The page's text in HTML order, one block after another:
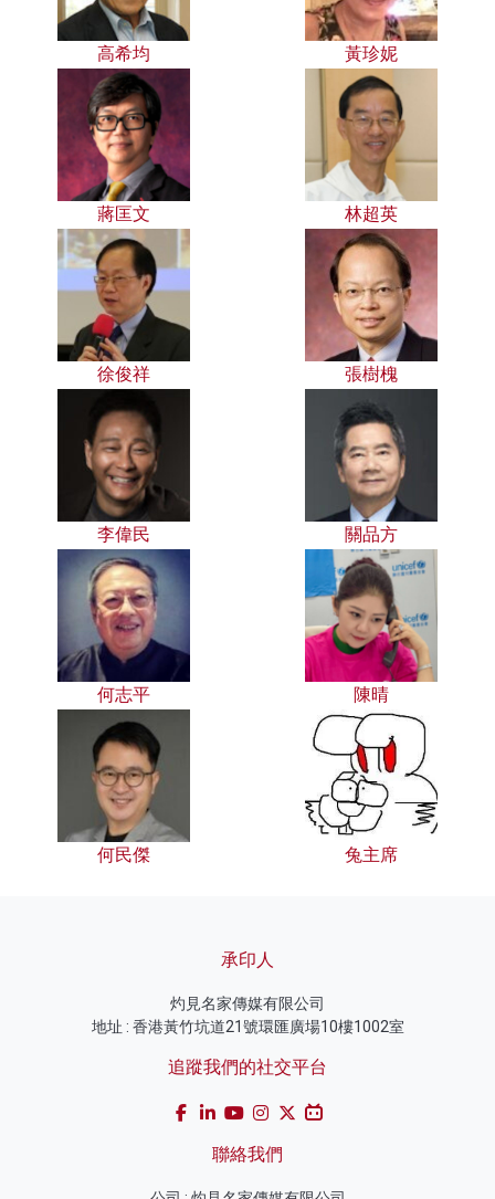
高希均 黃珍妮
蔣匡文 林超英
徐俊祥 張樹槐
李偉民 關品方
何志平 陳晴
何民傑 兔主席
承印人
灼見名家傳媒有限公司
地址 : 香港黃竹坑道21號環匯廣場10樓1002室
追蹤我們的社交平台
聯絡我們